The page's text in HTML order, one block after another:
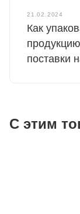
21.02.2024
Как
поставки
С этим